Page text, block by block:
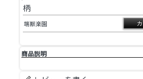
柄
端獣楽園
商品説明